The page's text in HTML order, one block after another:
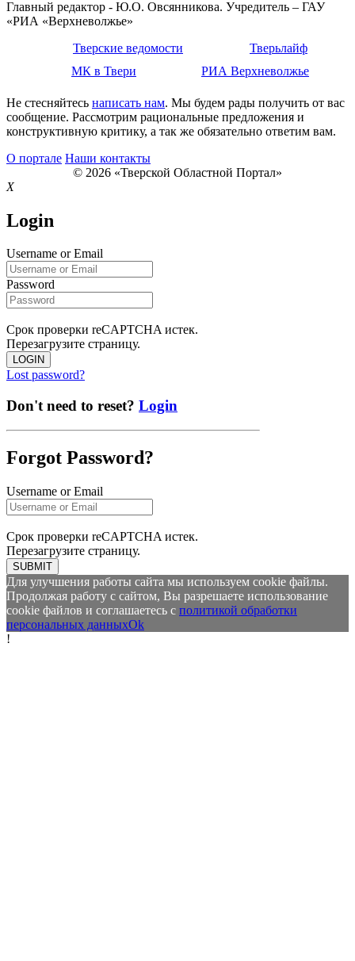
Главный редактор - Ю.О. Овсянникова. Учредитель – ГАУ
«РИА «Верхневолжье»
Тверские ведомости
Тверьлайф
МК в Твери
РИА Верхневолжье
Не стесняйтесь написать нам. Мы будем рады получить от вас
сообщение. Рассмотрим рациональные предложения и
конструктивную критику, а так же обязательно ответим вам.
О портале Наши контакты
© 2026 «Тверской Областной Портал»
X
Login
Username or Email
Password
Срок проверки reCAPTCHA истек.
Перезагрузите страницу.
LOGIN
Lost password?
Don't need to reset? Login
Forgot Password?
Username or Email
Срок проверки reCAPTCHA истек.
Перезагрузите страницу.
SUBMIT
Для улучшения работы сайта мы используем cookie файлы.
Продолжая работу с сайтом, Вы разрешаете использование
cookie файлов и соглашаетесь с политикой обработки
персональных данныхOk
!